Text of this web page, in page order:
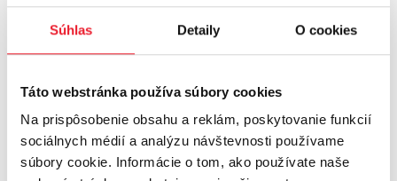
Súhlas Detaily O cookies
Táto webstránka používa súbory cookies
Na prispôsobenie obsahu a reklám, poskytovanie funkcií
sociálnych médií a analýzu návštevnosti používame
súbory cookie. Informácie o tom, ako používate naše